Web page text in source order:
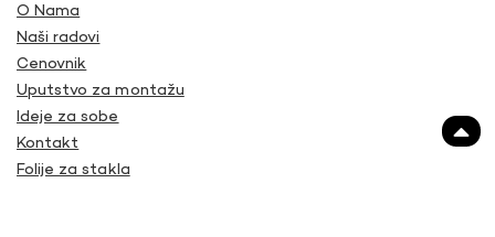
O Nama
Naši radovi
Cenovnik
Uputstvo za montažu
Ideje za sobe
Kontakt
Folije za stakla